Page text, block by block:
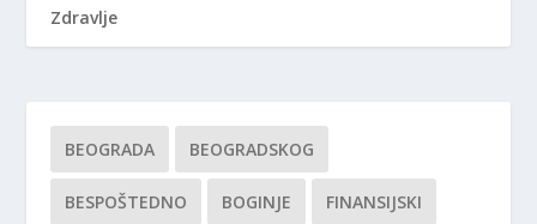
Zdravlje
BEOGRADA BEOGRADSKOG
BESPOŠTEDNO BOGINJE FINANSIJSKI